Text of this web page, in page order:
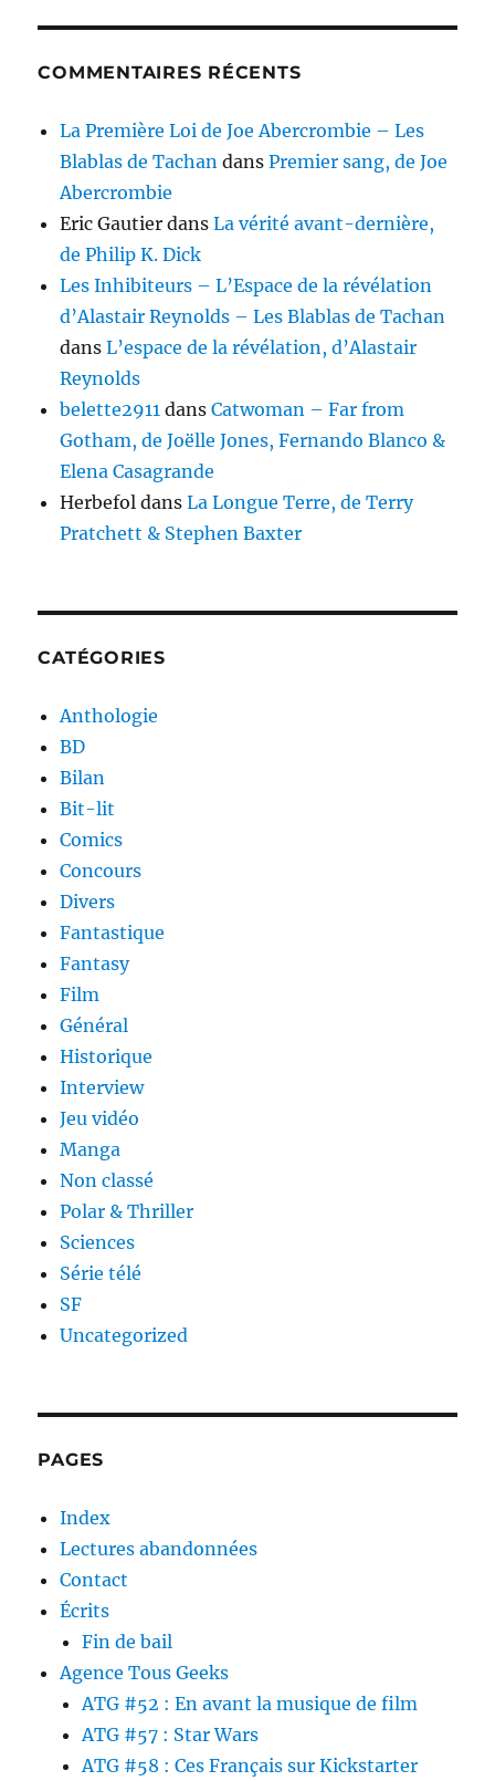
COMMENTAIRES RÉCENTS
La Première Loi de Joe Abercrombie – Les
Blablas de Tachan dansPremier sang, de Joe
Abercrombie
Eric Gautier dansLa vérité avant-dernière,
de Philip K. Dick
Les Inhibiteurs – L’Espace de la révélation
d’Alastair Reynolds – Les Blablas de Tachan
dansL’espace de la révélation, d’Alastair
Reynolds
belette2911 dansCatwoman – Far from
Gotham, de Joëlle Jones, Fernando Blanco &
Elena Casagrande
Herbefol dansLa Longue Terre, de Terry
Pratchett & Stephen Baxter
CATÉGORIES
Anthologie
BD
Bilan
Bit-lit
Comics
Concours
Divers
Fantastique
Fantasy
Film
Général
Historique
Interview
Jeu vidéo
Manga
Non classé
Polar & Thriller
Sciences
Série télé
SF
Uncategorized
PAGES
Index
Lectures abandonnées
Contact
Écrits
Fin de bail
Agence Tous Geeks
ATG #52 : En avant la musique de film
ATG #57 : Star Wars
ATG #58 : Ces Français sur Kickstarter